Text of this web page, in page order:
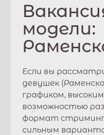
модели:
Если вы
девушек (
графиком,
возможностью
формат
сильным